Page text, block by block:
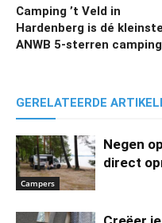
Camping ’t Veld in
Hardenberg is dé kleinste
ANWB 5-sterren camping
GERELATEERDE
Campers
Negen
direct